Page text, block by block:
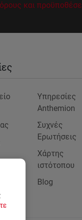
όρους και
Υπηρεσίες
Anthemion
Συχνές
Ερωτήσεις
Χάρτης
ιστότοπου
Blog